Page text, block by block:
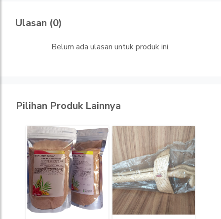
Ulasan (0)
Belum ada ulasan untuk produk ini.
Pilihan Produk Lainnya